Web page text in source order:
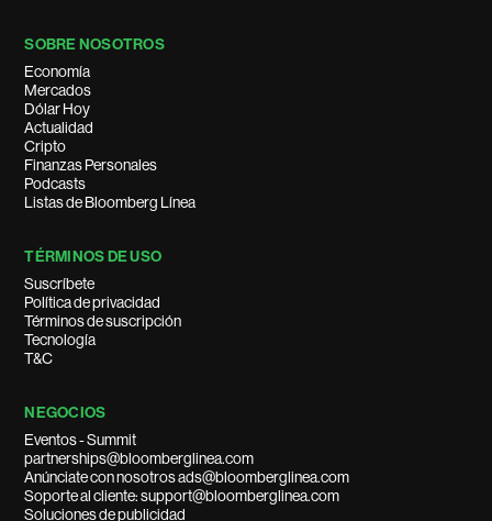
SOBRE NOSOTROS
Economía
Mercados
Dólar Hoy
Actualidad
Cripto
Finanzas Personales
Podcasts
Listas de Bloomberg Línea
TÉRMINOS DE USO
Suscríbete
Política de privacidad
Términos de suscripción
Tecnología
T&C
NEGOCIOS
Eventos - Summit
partnerships@bloomberglinea.com
Anúnciate con nosotros ads@bloomberglinea.com
Soporte al cliente: support@bloomberglinea.com
Soluciones de publicidad